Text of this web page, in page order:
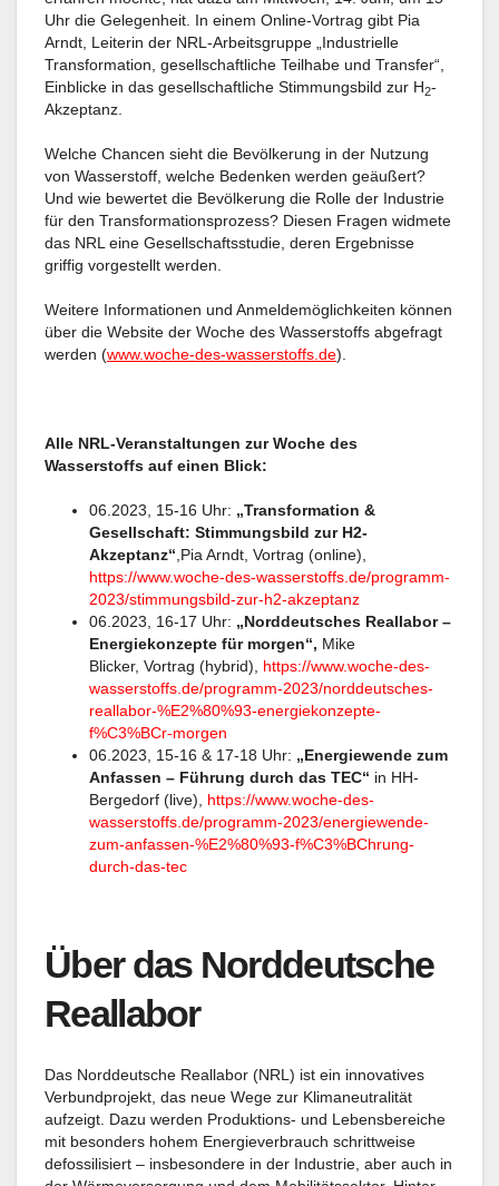
Uhr die Gelegenheit. In einem Online-Vortrag gibt Pia
Arndt, Leiterin der NRL-Arbeitsgruppe „Industrielle
Transformation, gesellschaftliche Teilhabe und Transfer“,
Einblicke in das gesellschaftliche Stimmungsbild zur H2-
Akzeptanz.
Welche Chancen sieht die Bevölkerung in der Nutzung
von Wasserstoff, welche Bedenken werden geäußert?
Und wie bewertet die Bevölkerung die Rolle der Industrie
für den Transformationsprozess? Diesen Fragen widmete
das NRL eine Gesellschaftsstudie, deren Ergebnisse
griffig vorgestellt werden.
Weitere Informationen und Anmeldemöglichkeiten können
über die Website der Woche des Wasserstoffs abgefragt
werden (www.woche-des-wasserstoffs.de).
Alle NRL-Veranstaltungen zur Woche des
Wasserstoffs auf einen Blick:
06.2023, 15-16 Uhr: „Transformation &
Gesellschaft: Stimmungsbild zur H2-
Akzeptanz“,Pia Arndt, Vortrag (online)​,
https://www.woche-des-wasserstoffs.de/programm-
2023/stimmungsbild-zur-h2-akzeptanz
06.2023, 16-17 Uhr: „Norddeutsches Reallabor –
Energiekonzepte für morgen“, Mike
Blicker, Vortrag (hybrid), ​ https://www.woche-des-
wasserstoffs.de/programm-2023/norddeutsches-
reallabor-%E2%80%93-energiekonzepte-
f%C3%BCr-morgen
06.2023, 15-16 & 17-18 Uhr: „Energiewende zum
Anfassen – Führung durch das TEC“ in HH-
Bergedorf (live), https://www.woche-des-
wasserstoffs.de/programm-2023/energiewende-
zum-anfassen-%E2%80%93-f%C3%BChrung-
durch-das-tec
Über das Norddeutsche
Reallabor
Das Norddeutsche Reallabor (NRL) ist ein innovatives
Verbundprojekt, das neue Wege zur Klimaneutralität
aufzeigt. Dazu werden Produktions- und Lebensbereiche
mit besonders hohem Energieverbrauch schrittweise
defossilisiert – insbesondere in der Industrie, aber auch in